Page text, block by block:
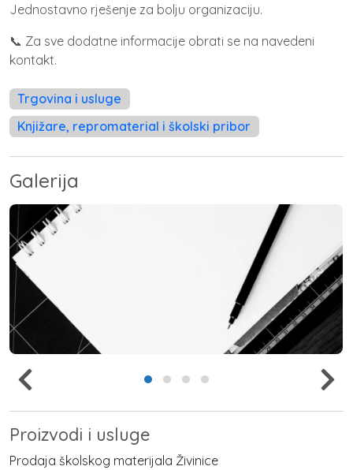
Jednostavno rješenje za bolju organizaciju.
📞 Za sve dodatne informacije obrati se na navedeni
kontakt.
Trgovina i usluge
Knjižare, repromaterial i školski pribor
Galerija
Proizvodi i usluge
Prodaja školskog materijala Živinice